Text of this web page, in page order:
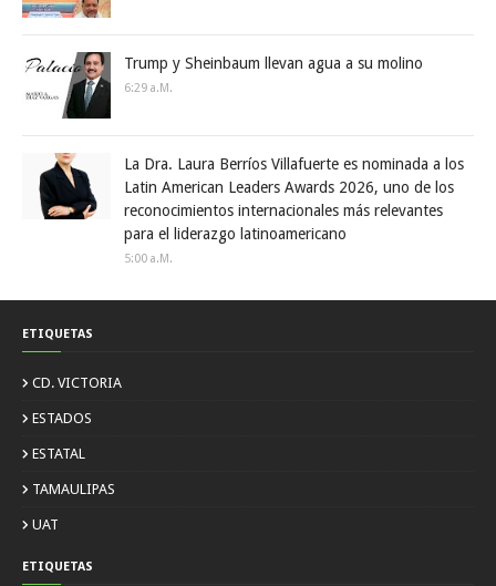
Trump y Sheinbaum llevan agua a su molino
6:29 A.m.
La Dra. Laura Berríos Villafuerte es nominada a los
Latin American Leaders Awards 2026, uno de los
reconocimientos internacionales más relevantes
para el liderazgo latinoamericano
5:00 A.m.
ETIQUETAS
CD. VICTORIA
ESTADOS
ESTATAL
TAMAULIPAS
UAT
ETIQUETAS